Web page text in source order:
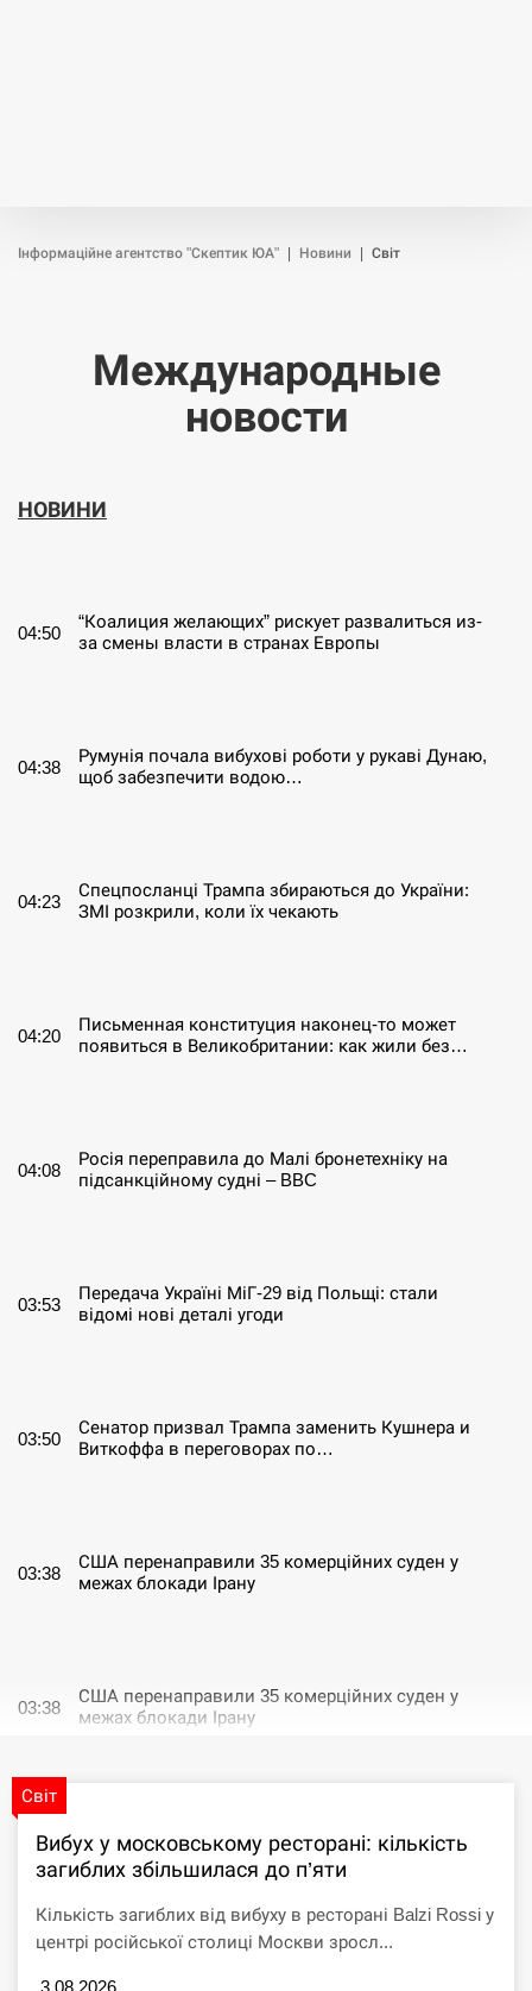
Інформаційне агентство "Скептик ЮА" Новини Світ
Международные
новости
НОВИНИ
04:50
“Коалиция желающих” рискует развалиться из-
за смены власти в странах Европы
04:38
Румунія почала вибухові роботи у рукаві Дунаю,
щоб забезпечити водою…
04:23
Спецпосланці Трампа збираються до України:
ЗМІ розкрили, коли їх чекають
04:20
Письменная конституция наконец-то может
появиться в Великобритании: как жили без…
04:08
Росія переправила до Малі бронетехніку на
підсанкційному судні – BBC
03:53
Передача Україні МіГ-29 від Польщі: стали
відомі нові деталі угоди
03:50
Сенатор призвал Трампа заменить Кушнера и
Виткоффа в переговорах по…
03:38
США перенаправили 35 комерційних суден у
межах блокади Ірану
03:38
США перенаправили 35 комерційних суден у
межах блокади Ірану
СЕРПЕНЬ
03:30
російських військових загинуло у війні
СЕРПЕНЬ
03:23
переговоры с Ираном
Світ
Вибух у московському ресторані: кількість
загиблих збільшилася до п’яти
Кількість загиблих від вибуху в ресторані Balzi Rossi у
центрі російської столиці Москви зросл...
3.08.2026